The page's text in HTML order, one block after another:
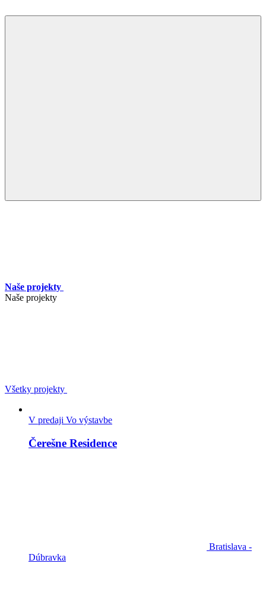
Naše projekty
Naše projekty
Všetky projekty
V predaji Vo výstavbe
Čerešne Residence
Bratislava -
Dúbravka